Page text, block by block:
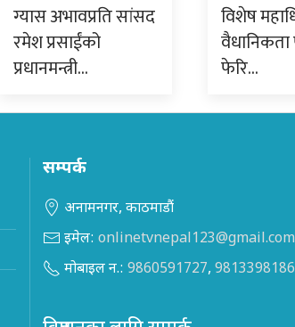
ग्यास अभावप्रति सांसद
रमेश प्रसाईंको
प्रधानमन्त्री…
विशेष
वैधानिकता
फेरि…
सम्पर्क
अनामनगर, काठमाडौं
इमेल: onlinetvnepal123@gmail.com
मोबाइल न.: 9860591727, 9813398186